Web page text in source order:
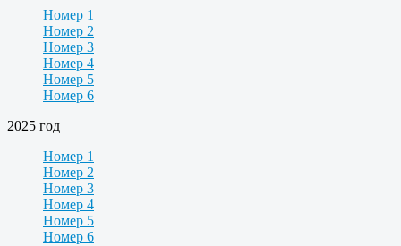
Номер 1
Номер 2
Номер 3
Номер 4
Номер 5
Номер 6
2025 год
Номер 1
Номер 2
Номер 3
Номер 4
Номер 5
Номер 6